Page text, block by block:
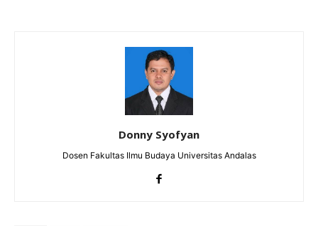
Donny Syofyan
Dosen Fakultas Ilmu Budaya Universitas Andalas